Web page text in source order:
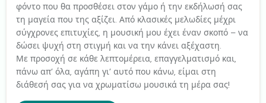
φόντο που θα προσθέσει στον γάμο ή την εκδήλωσή σας
τη μαγεία που της αξίζει. Από κλασικές μελωδίες μέχρι
σύγχρονες επιτυχίες, η μουσική μου έχει έναν σκοπό – να
δώσει ψυχή στη στιγμή και να την κάνει αξέχαστη.
Με προσοχή σε κάθε λεπτομέρεια, επαγγελματισμό και,
πάνω απ’ όλα, αγάπη γι’ αυτό που κάνω, είμαι στη
διάθεσή σας για να χρωματίσω μουσικά τη μέρα σας!